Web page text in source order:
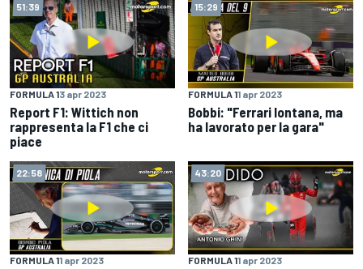
51:39
FORMULA 13 apr 2023
Report F1: Wittich non
rappresenta la F1 che ci
piace
15:29
FORMULA 11 apr 2023
Bobbi: "Ferrari lontana, ma
ha lavorato per la gara"
22:58
FORMULA 11 apr 2023
43:20
FORMULA 11 apr 2023